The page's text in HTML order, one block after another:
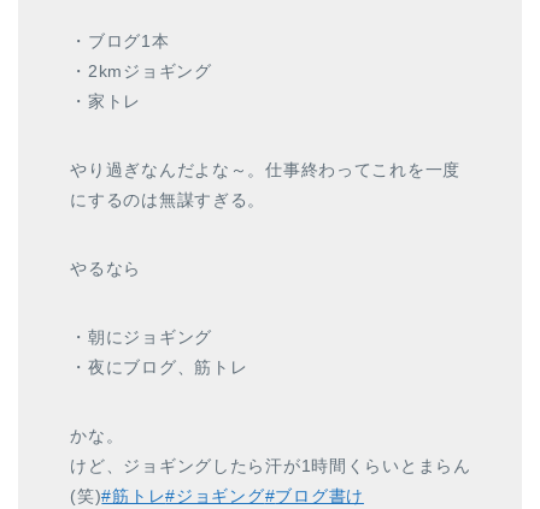
・ブログ1本
・2kmジョギング
・家トレ
やり過ぎなんだよな～。仕事終わってこれを一度
にするのは無謀すぎる。
やるなら
・朝にジョギング
・夜にブログ、筋トレ
かな。
けど、ジョギングしたら汗が1時間くらいとまらん
(笑)#筋トレ#ジョギング#ブログ書け